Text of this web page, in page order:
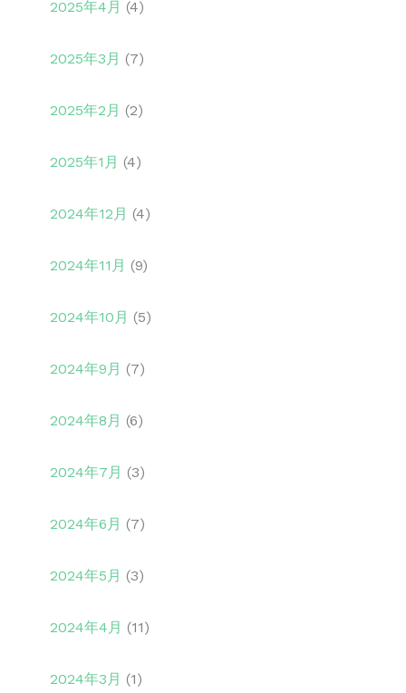
2025年4月 (4)
2025年3月 (7)
2025年2月 (2)
2025年1月 (4)
2024年12月 (4)
2024年11月 (9)
2024年10月 (5)
2024年9月 (7)
2024年8月 (6)
2024年7月 (3)
2024年6月 (7)
2024年5月 (3)
2024年4月 (11)
2024年3月 (1)